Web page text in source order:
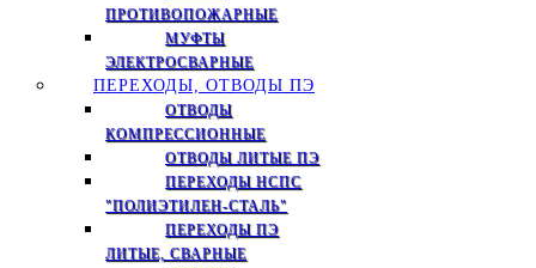
ПРОТИВОПОЖАРНЫЕ
МУФТЫ
ЭЛЕКТРОСВАРНЫЕ
ПЕРЕХОДЫ, ОТВОДЫ ПЭ
ОТВОДЫ
КОМПРЕССИОННЫЕ
ОТВОДЫ ЛИТЫЕ ПЭ
ПЕРЕХОДЫ НСПС
"ПОЛИЭТИЛЕН-СТАЛЬ"
ПЕРЕХОДЫ ПЭ
ЛИТЫЕ, СВАРНЫЕ